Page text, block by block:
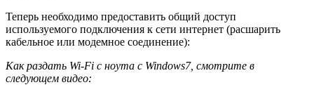
Теперь необходимо предоставить общий доступ
используемого подключения к сети интернет (расшарить
кабельное или модемное соединение):
Как раздать Wi-Fi с ноута с Windows7, смотрите в
следующем видео: